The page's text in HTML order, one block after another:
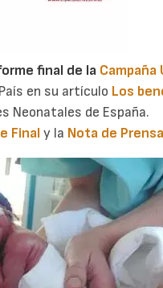
final de la
en su artículo Los
Neonatales de España.
Final y la Nota de Prensa